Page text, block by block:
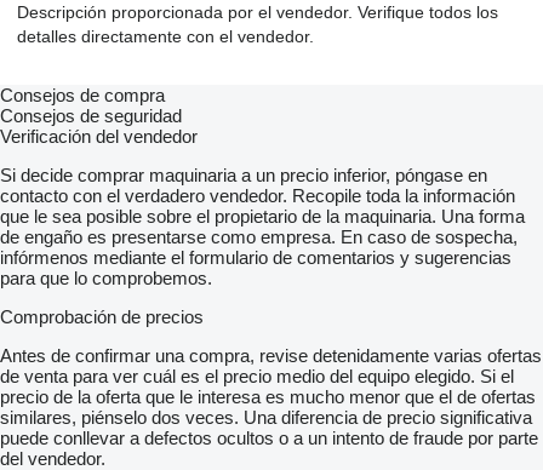
Descripción proporcionada por el vendedor. Verifique todos los
detalles directamente con el vendedor.
Consejos de compra
Consejos de seguridad
Verificación del vendedor
Si decide comprar maquinaria a un precio inferior, póngase en
contacto con el verdadero vendedor. Recopile toda la información
que le sea posible sobre el propietario de la maquinaria. Una forma
de engaño es presentarse como empresa. En caso de sospecha,
infórmenos mediante el formulario de comentarios y sugerencias
para que lo comprobemos.
Comprobación de precios
Antes de confirmar una compra, revise detenidamente varias ofertas
de venta para ver cuál es el precio medio del equipo elegido. Si el
precio de la oferta que le interesa es mucho menor que el de ofertas
similares, piénselo dos veces. Una diferencia de precio significativa
puede conllevar a defectos ocultos o a un intento de fraude por parte
del vendedor.